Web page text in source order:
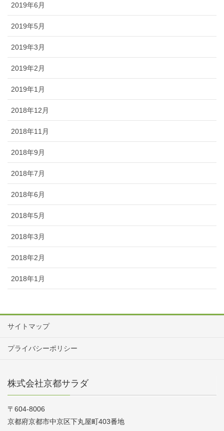
2019年6月
2019年5月
2019年3月
2019年2月
2019年1月
2018年12月
2018年11月
2018年9月
2018年7月
2018年6月
2018年5月
2018年3月
2018年2月
2018年1月
サイトマップ
プライバシーポリシー
株式会社京都サラダ
〒604-8006
京都府京都市中京区下丸屋町403番地